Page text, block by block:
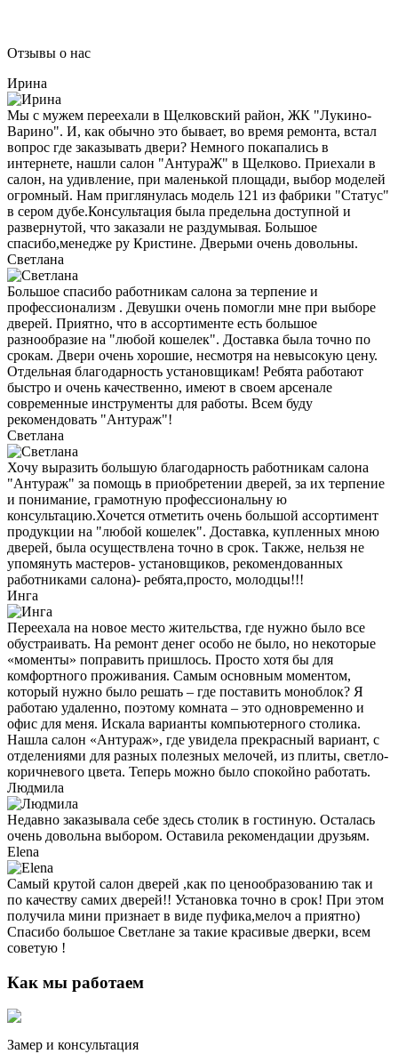
Отзывы о нас
Ирина
Мы с мужем переехали в Щелковский район, ЖК "Лукино-
Варино". И, как обычно это бывает, во время ремонта, встал
вопрос где заказывать двери? Немного покапались в
интернете, нашли салон "АнтураЖ" в Щелково. Приехали в
салон, на удивление, при маленькой площади, выбор моделей
огромный. Нам приглянулась модель 121 из фабрики "Статус"
в сером дубе.Консультация была предельна доступной и
развернутой, что заказали не раздумывая. Большое
спасибо,менедже ру Кристине. Дверьми очень довольны.
Светлана
Большое спасибо работникам салона за терпение и
профессионализм . Девушки очень помогли мне при выборе
дверей. Приятно, что в ассортименте есть большое
разнообразие на "любой кошелек". Доставка была точно по
срокам. Двери очень хорошие, несмотря на невысокую цену.
Отдельная благодарность установщикам! Ребята работают
быстро и очень качественно, имеют в своем арсенале
современные инструменты для работы. Всем буду
рекомендовать "Антураж"!
Светлана
Хочу выразить большую благодарность работникам салона
"Антураж" за помощь в приобретении дверей, за их терпение
и понимание, грамотную профессиональну ю
консультацию.Хочется отметить очень большой ассортимент
продукции на "любой кошелек". Доставка, купленных мною
дверей, была осуществлена точно в срок. Также, нельзя не
упомянуть мастеров- установщиков, рекомендованных
работниками салона)- ребята,просто, молодцы!!!
Инга
Переехала на новое место жительства, где нужно было все
обустраивать. На ремонт денег особо не было, но некоторые
«моменты» поправить пришлось. Просто хотя бы для
комфортного проживания. Самым основным моментом,
который нужно было решать – где поставить моноблок? Я
работаю удаленно, поэтому комната – это одновременно и
офис для меня. Искала варианты компьютерного столика.
Нашла салон «Антураж», где увидела прекрасный вариант, с
отделениями для разных полезных мелочей, из плиты, светло-
коричневого цвета. Теперь можно было спокойно работать.
Людмила
Недавно заказывала себе здесь столик в гостиную. Осталась
очень довольна выбором. Оставила рекомендации друзьям.
Elena
Самый крутой салон дверей ,как по ценообразованию так и
по качеству самих дверей!! Установка точно в срок! При этом
получила мини признает в виде пуфика,мелоч а приятно)
Спасибо большое Светлане за такие красивые дверки, всем
советую !
Как мы работаем
Замер и консультация